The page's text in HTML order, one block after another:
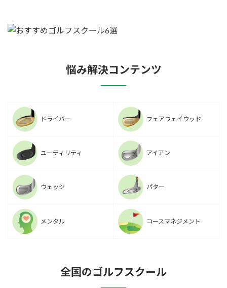
悩み解決コンテンツ
ドライバー フェアウェイウッド
ユーティリティ アイアン
ウェッジ パター
メンタル コースマネジメント
全国のゴルフスクール